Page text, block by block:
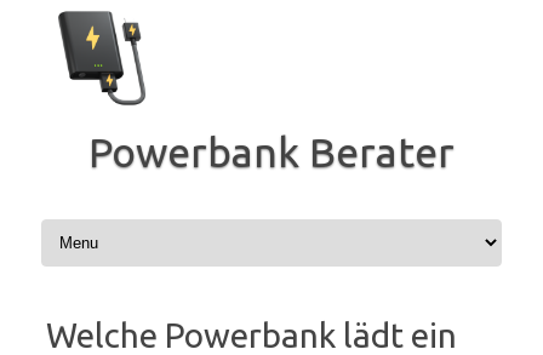
Inhalt
springen
Powerbank Berater
Welche Powerbank lädt ein